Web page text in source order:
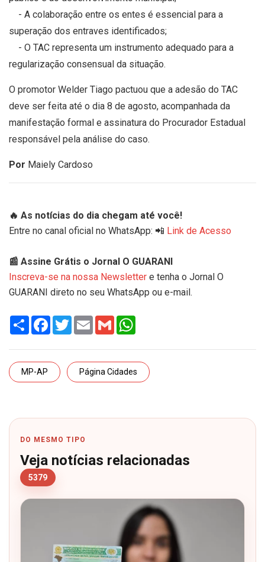
- A colaboração entre os entes é essencial para a
superação dos entraves identificados;
- O TAC representa um instrumento adequado para a
regularização consensual da situação.
O promotor Welder Tiago pactuou que a adesão do TAC
deve ser feita até o dia 8 de agosto, acompanhada da
manifestação formal e assinatura do Procurador Estadual
responsável pela análise do caso.
Por Maiely Cardoso
🔥 As notícias do dia chegam até você!
Entre no canal oficial no WhatsApp: 📲 Link de Acesso
📰 Assine Grátis o Jornal O GUARANI
Inscreva-se na nossa Newsletter e tenha o Jornal O
GUARANI direto no seu WhatsApp ou e-mail.
Share Facebook
TwitterEmail Gmail
MP-AP Página Cidades
DO MESMO TIPO
Veja notícias relacionadas
5379